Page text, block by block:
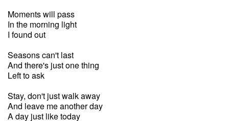
Moments will pass
In the morning light
I found out
Seasons can't last
And there's just one thing
Left to ask
Stay, don't just walk away
And leave me another day
A day just like today